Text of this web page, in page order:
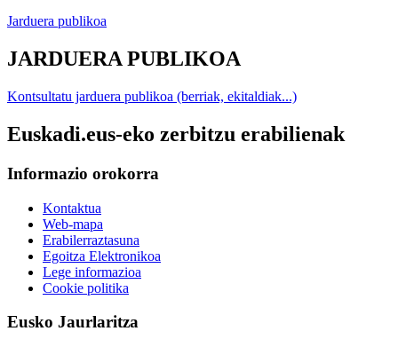
Jarduera publikoa
JARDUERA PUBLIKOA
Kontsultatu jarduera publikoa (berriak, ekitaldiak...)
Euskadi.eus-eko zerbitzu erabilienak
Informazio orokorra
Kontaktua
Web-mapa
Erabilerraztasuna
Egoitza Elektronikoa
Lege informazioa
Cookie politika
Eusko Jaurlaritza